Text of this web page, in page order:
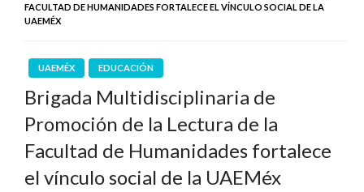
FACULTAD DE HUMANIDADES FORTALECE EL VÍNCULO SOCIAL DE LA
UAEMÉX
UAEMÉX EDUCACIÓN
Brigada Multidisciplinaria de
Promoción de la Lectura de la
Facultad de Humanidades fortalece
el vínculo social de la UAEMéx